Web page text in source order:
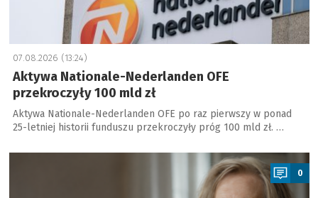
07.08.2026 (13:24)
Aktywa Nationale-Nederlanden OFE
przekroczyły 100 mld zł
Aktywa Nationale-Nederlanden OFE po raz pierwszy w ponad
25-letniej historii funduszu przekroczyły próg 100 mld zł. …
a
0